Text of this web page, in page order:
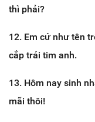
thì phải?
12. Em cứ như tên
cắp trái tim anh.
13. Hôm nay sinh
mãi thôi!